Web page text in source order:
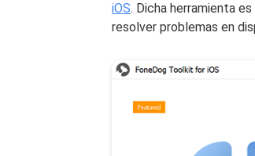
iOS. Dicha herramienta
resolver problemas en